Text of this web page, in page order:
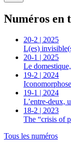
Numéros en
20-2 | 2025
L(es)
20-1 | 2025
Le
19-2 | 2024
19-1 | 2024
L’entre-deux,
18-2 | 2023
The “crisis of
Tous les numéros